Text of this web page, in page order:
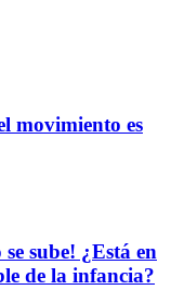
movimiento es
sube! ¿Está en
de la infancia?